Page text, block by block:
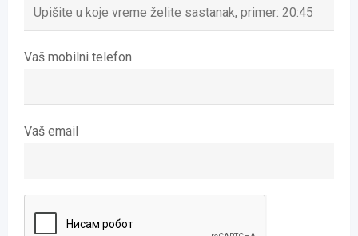
Vaš mobilni telefon
Vaš email